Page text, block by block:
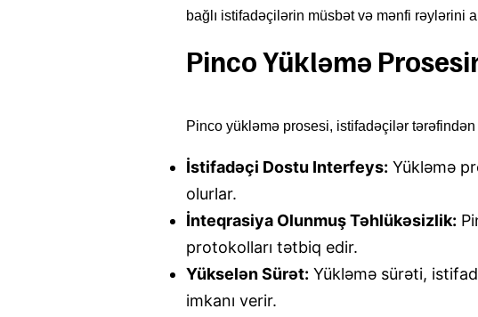
bağlı istifadəçilərin müsbət və mənfi rəylərini
Pinco Yükləmə
Pinco yükləmə prosesi, istifadəçilər tərəfindən
İstifadəçi Dostu Interfeys: Yükləmə
olurlar.
İnteqrasiya Olunmuş Təhlükəsizlik:
protokolları tətbiq edir.
Yükselən Sürət: Yükləmə sürəti,
imkanı verir.